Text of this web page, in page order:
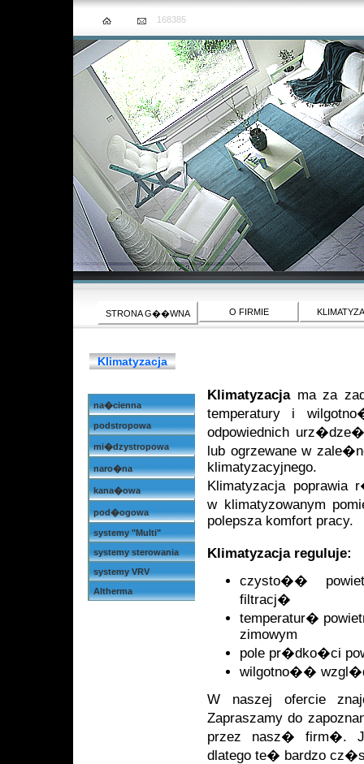
168385
STRONA G��WNA O FIRMIE
Klimatyzacja
na�cienna
podstropowa
mi�dzystropowa
naro�na
kana�owa
pod�ogowa
systemy "Multi"
systemy sterowania
systemy VRV
Altherma
Klimatyzacjama za
temperatury i
odpowiednich
lub ogrzewane w
klimatyzacyjnego.
Klimatyzacja poprawia
w klimatyzowanym
polepsza komfort pracy.
Klimatyzacja reguluje:
czysto��
filtracj�
temperatur�
zimowym
pole pr�dko�ci
wilgotno��
W naszej ofercie
Zapraszamy do
przez nasz� firm�.
dlatego te� bardzo